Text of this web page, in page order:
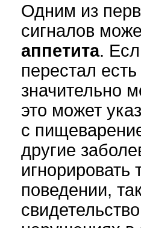
Одним из
сигналов
аппетита.
перестал
значительно
это может
с
другие
игнорировать
поведении,